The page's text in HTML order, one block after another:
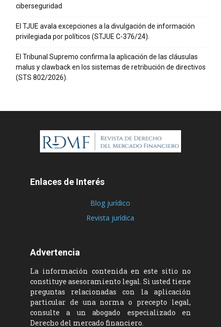
ciberseguridad
El TJUE avala excepciones a la divulgación de información
privilegiada por políticos (STJUE C-376/24).
El Tribunal Supremo confirma la aplicación de las cláusulas
malus y clawback en los sistemas de retribución de directivos
(STS 802/2026).
Enlaces de Interés
Blog jurídico
Revista jurídica
Advertencia
La información contenida en este sitio no
constituye asesoramiento legal. Si usted tiene
preguntas relacionadas con la aplicación
particular de una norma o precepto legal,
consulte a un abogado especializado en
Derecho del mercado financiero.